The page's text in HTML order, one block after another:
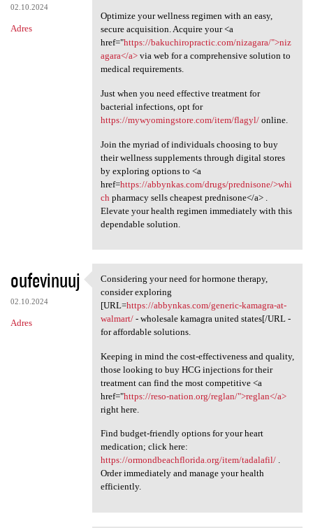
02.10.2024
Adres
Optimize your wellness regimen with an easy,
secure acquisition. Acquire your <a
href="https://bakuchiropractic.com/nizagara/">niz
agara</a>via web for a comprehensive solution to
medical requirements.
Just when you need effective treatment for
bacterial infections, opt for
https://mywyomingstore.com/item/flagyl/online.
Join the myriad of individuals choosing to buy
their wellness supplements through digital stores
by exploring options to <a
href=https://abbynkas.com/drugs/prednisone/>whi
ch pharmacy sells cheapest prednisone</a> .
Elevate your health regimen immediately with this
dependable solution.
oufevinuuj
02.10.2024
Adres
Considering your need for
Considering your need for hormone therapy,
consider exploring
[URL=https://abbynkas.com/generic-kamagra-at-
walmart/- wholesale kamagra united states[/URL -
for affordable solutions.
Keeping in mind the cost-effectiveness and quality,
those looking to buy HCG injections for their
treatment can find the most competitive <a
href="https://reso-nation.org/reglan/">reglan</a>
right here.
Find budget-friendly options for your heart
medication; click here:
https://ormondbeachflorida.org/item/tadalafil/.
Order immediately and manage your health
efficiently.